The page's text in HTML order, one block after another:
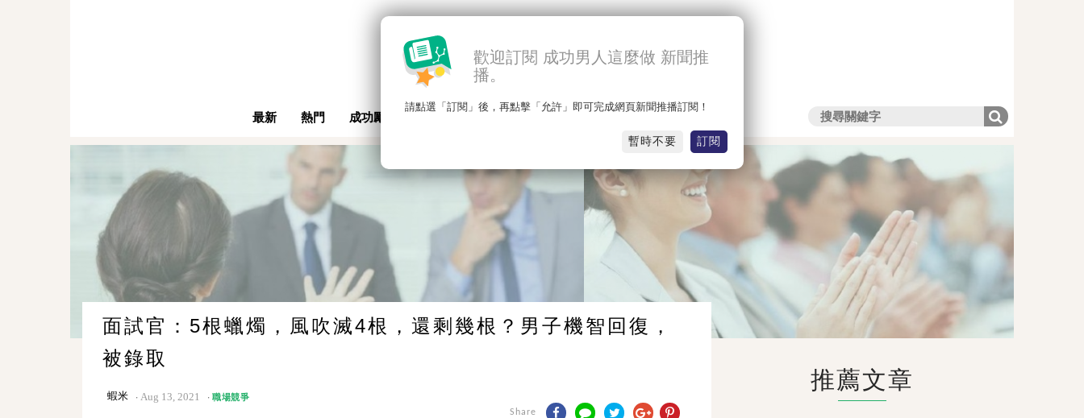
最新 熱門 成功勵志
歡迎訂閱 成功男人這麼做 新聞推
播。
請點選「訂閱」後，再點擊「允許」即可完成網頁新聞推播訂閱！
訂閱
暫時不要
面試官：5根蠟燭，風吹滅4根，還剩幾根？男子機智回復，
被錄取
蝦米 Aug 13, 2021 職場競爭
Share
推薦文章